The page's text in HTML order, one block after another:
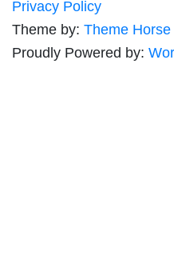
Privacy Policy
Theme by: Theme Horse
Proudly Powered by: